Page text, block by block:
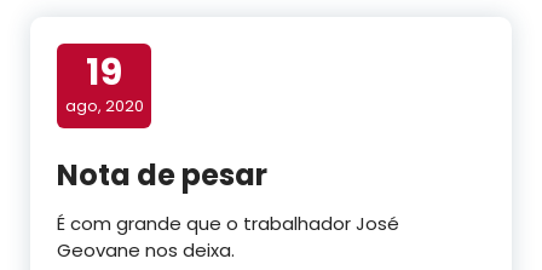
19
ago, 2020
Nota de pesar
É com grande que o trabalhador José
Geovane nos deixa.